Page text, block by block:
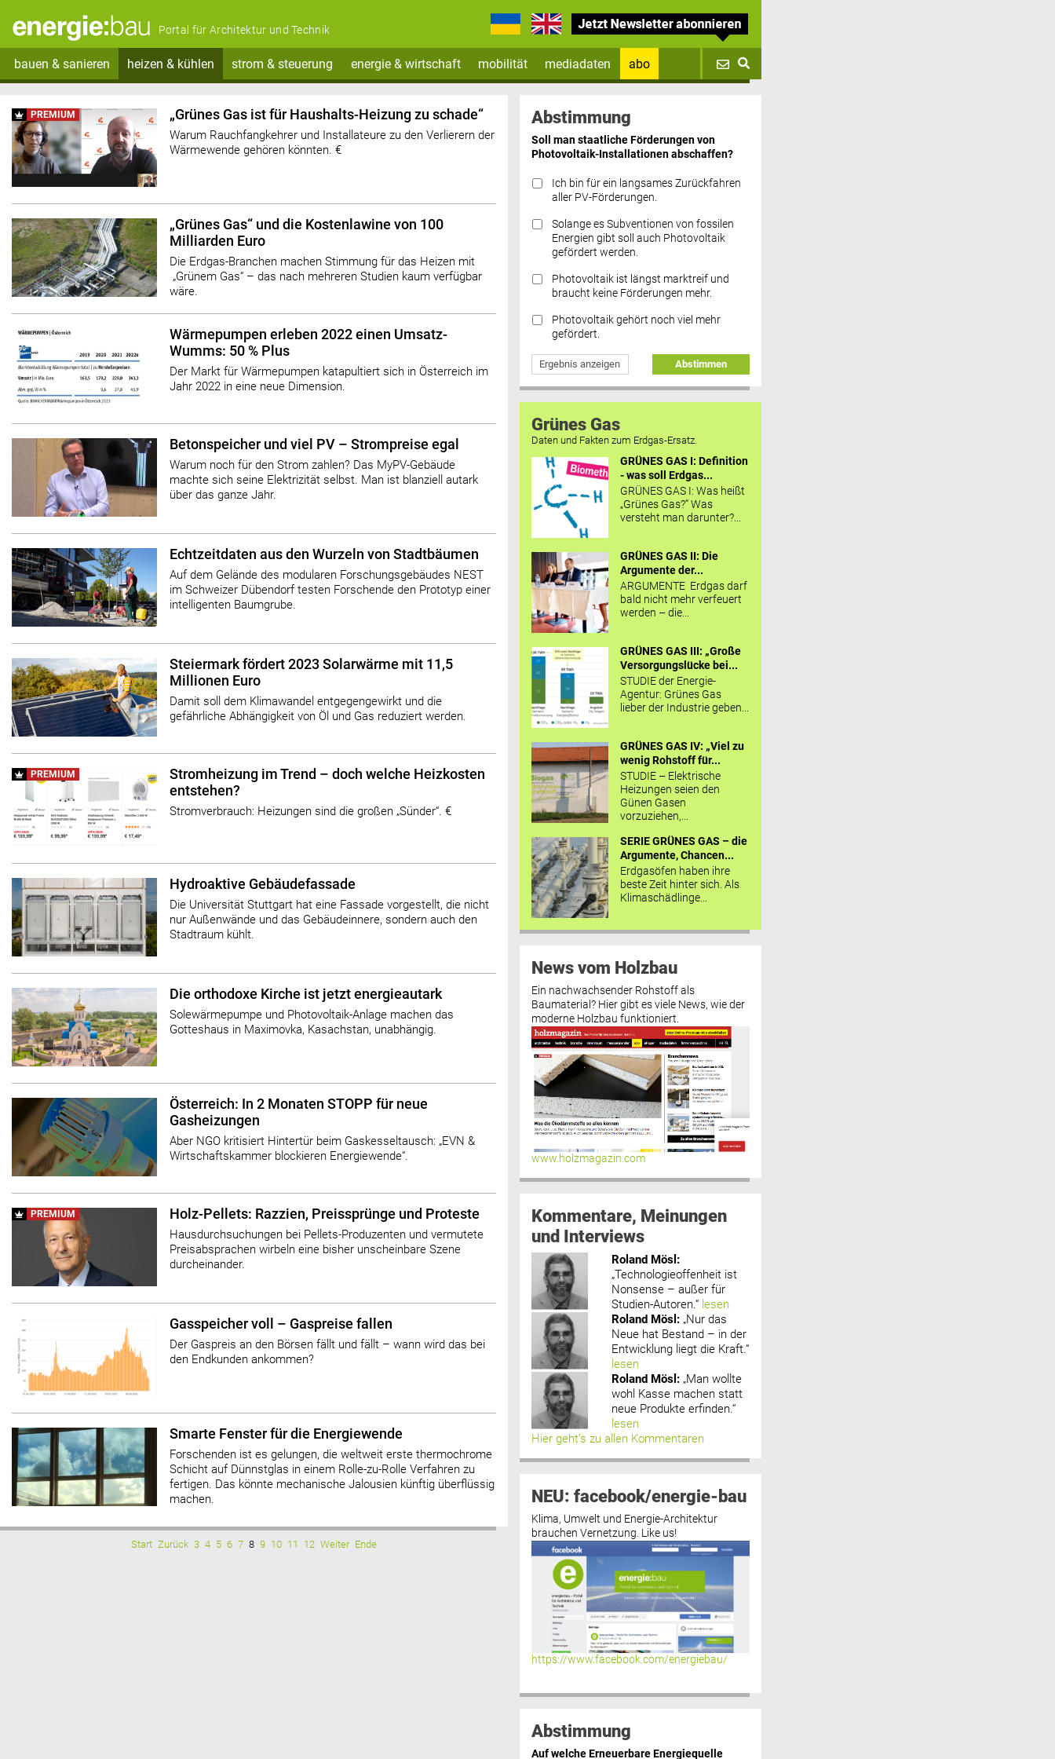
Portal für Architektur und Technik
bauen & sanieren heizen & kühlen strom & steuerung energie & wirtschaft mobilität mediadaten
abo
Datenschutz FAQs
PREMIUM „Grünes Gas ist für Haushalts-Heizung zu schade“
Warum Rauchfangkehrer und Installateure zu den Verlierern der
Wärmewende gehören könnten. €
„Grünes Gas“ und die Kostenlawine von 100
Milliarden Euro
Die Erdgas-Branchen machen Stimmung für das Heizen mit
„Grünem Gas“ – das nach mehreren Studien kaum verfügbar
wäre.
Wärmepumpen erleben 2022 einen Umsatz-
Wumms: 50 % Plus
Der Markt für Wärmepumpen katapultiert sich in Österreich im
Jahr 2022 in eine neue Dimension.
Betonspeicher und viel PV – Strompreise egal
Warum noch für den Strom zahlen? Das MyPV-Gebäude
machte sich seine Elektrizität selbst. Man ist blanziell autark
über das ganze Jahr.
Echtzeitdaten aus den Wurzeln von Stadtbäumen
Auf dem Gelände des modularen Forschungsgebäudes NEST
im Schweizer Dübendorf testen Forschende den Prototyp einer
intelligenten Baumgrube.
Steiermark fördert 2023 Solarwärme mit 11,5
Millionen Euro
Damit soll dem Klimawandel entgegengewirkt und die
gefährliche Abhängigkeit von Öl und Gas reduziert werden.
PREMIUM
Stromheizung im Trend – doch welche Heizkosten
entstehen?
Stromverbrauch: Heizungen sind die großen „Sünder“. €
Hydroaktive Gebäudefassade
Die Universität Stuttgart hat eine Fassade vorgestellt, die nicht
nur Außenwände und das Gebäudeinnere, sondern auch den
Stadtraum kühlt.
Die orthodoxe Kirche ist jetzt energieautark
Solewärmepumpe und Photovoltaik-Anlage machen das
Gotteshaus in Maximovka, Kasachstan, unabhängig.
Österreich: In 2 Monaten STOPP für neue
Gasheizungen
Aber NGO kritisiert Hintertür beim Gaskesseltausch: „EVN &
Wirtschaftskammer blockieren Energiewende“.
PREMIUM Holz-Pellets: Razzien, Preissprünge und Proteste
Hausdurchsuchungen bei Pellets-Produzenten und vermutete
Preisabsprachen wirbeln eine bisher unscheinbare Szene
durcheinander.
Gasspeicher voll – Gaspreise fallen
Der Gaspreis an den Börsen fällt und fällt – wann wird das bei
den Endkunden ankommen?
Smarte Fenster für die Energiewende
Forschenden ist es gelungen, die weltweit erste thermochrome
Schicht auf Dünnstglas in einem Rolle-zu-Rolle Verfahren zu
fertigen. Das könnte mechanische Jalousien künftig überflüssig
machen.
Start Zurück 3 4 5 6 7 8 9 10 11 12 Weiter Ende
Abstimmung
Soll man staatliche Förderungen von
Photovoltaik-Installationen abschaffen?
Ich bin für ein langsames Zurückfahren
aller PV-Förderungen.
Solange es Subventionen von fossilen
Energien gibt soll auch Photovoltaik
gefördert werden.
Photovoltaik ist längst marktreif und
braucht keine Förderungen mehr.
Photovoltaik gehört noch viel mehr
gefördert.
Ergebnis anzeigen Abstimmen
Grünes Gas
Daten und Fakten zum Erdgas-Ersatz.
GRÜNES GAS I: Definition
- was soll Erdgas...
GRÜNES GAS I: Was heißt
„Grünes Gas?“ Was
versteht man darunter?...
GRÜNES GAS II: Die
Argumente der...
ARGUMENTE Erdgas darf
bald nicht mehr verfeuert
werden – die...
GRÜNES GAS III: „Große
Versorgungslücke bei...
STUDIE der Energie-
Agentur: Grünes Gas
lieber der Industrie geben...
GRÜNES GAS IV: „Viel zu
wenig Rohstoff für...
STUDIE – Elektrische
Heizungen seien den
Günen Gasen
vorzuziehen,...
SERIE GRÜNES GAS – die
Argumente, Chancen...
Erdgasöfen haben ihre
beste Zeit hinter sich. Als
Klimaschädlinge...
News vom Holzbau
Ein nachwachsender Rohstoff als
Baumaterial? Hier gibt es viele News, wie der
moderne Holzbau funktioniert.
www.holzmagazin.com
Kommentare, Meinungen
und Interviews
Roland Mösl :
„Technologieoffenheit ist
Nonsense – außer für
Studien-Autoren.“ lesen
Roland Mösl : „Nur das
Neue hat Bestand – in der
Entwicklung liegt die Kraft.“
lesen
Roland Mösl : „Man wollte
wohl Kasse machen statt
neue Produkte erfinden.“
lesen
Hier geht’s zu allen Kommentaren
NEU: facebook/energie-bau
Klima, Umwelt und Energie-Architektur
brauchen Vernetzung. Like us!
https://www.facebook.com/energiebau/
Abstimmung
Auf welche Erneuerbare Energiequelle